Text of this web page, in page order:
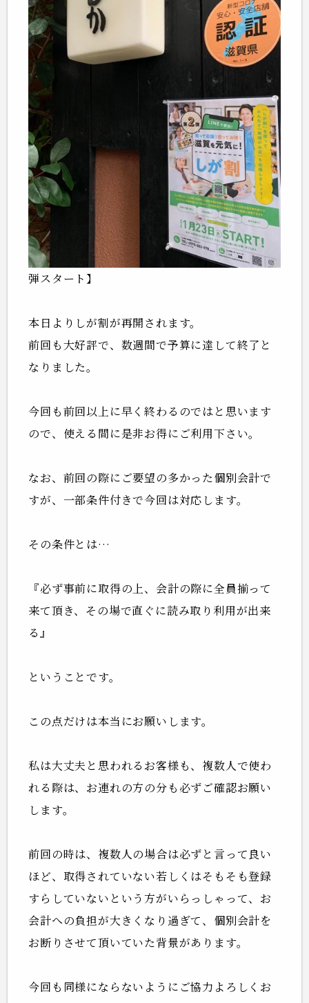
弾スタート】
本日よりしが割が再開されます。
前回も大好評で、数週間で予算に達して終了と
なりました。
今回も前回以上に早く終わるのではと思います
ので、使える間に是非お得にご利用下さい。
なお、前回の際にご要望の多かった個別会計で
すが、一部条件付きで今回は対応します。
その条件とは…
『必ず事前に取得の上、会計の際に全員揃って
来て頂き、その場で直ぐに読み取り利用が出来
る』
ということです。
この点だけは本当にお願いします。
私は大丈夫と思われるお客様も、複数人で使わ
れる際は、お連れの方の分も必ずご確認お願い
します。
前回の時は、複数人の場合は必ずと言って良い
ほど、取得されていない若しくはそもそも登録
すらしていないという方がいらっしゃって、お
会計への負担が大きくなり過ぎて、個別会計を
お断りさせて頂いていた背景があります。
今回も同様にならないようにご協力よろしくお